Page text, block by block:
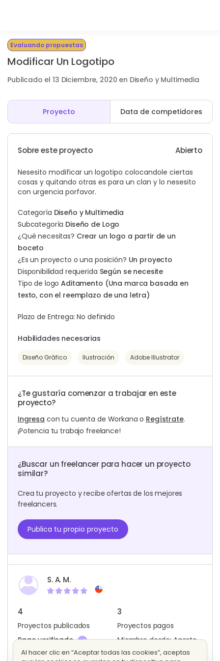
Evaluando propuestas
Modificar Un Logotipo
Publicado el 13 Diciembre, 2020 en Diseño y Multimedia
Proyecto Data de competidores
Sobre este proyecto Abierto
Nesesito modificar un logotipo colocandole ciertas
cosas y quitando otras es para un clan y lo nesesito
con urgencia porfavor.
Categoría Diseño y Multimedia
Subcategoría Diseño de Logo
¿Qué necesitas? Crear un logo a partir de un
boceto
¿Es un proyecto o una posición? Un proyecto
Disponibilidad requerida Según se necesite
Tipo de logoAditamento (Una marca basada en
texto, con el reemplazo de una letra)
Plazo de Entrega: No definido
Habilidades necesarias
Diseño Gráfico Ilustración Adobe Illustrator
¿Te gustaría comenzar a trabajar en este
proyecto?
Ingresa con tu cuenta de Workana o Regístrate.
¡Potencia tu trabajo freelance!
¿Buscar un freelancer para hacer un proyecto
similar?
Crea tu proyecto y recibe ofertas de los mejores
freelancers.
Publica tu propio proyecto
S. A. M.
4
Proyectos publicados
3
Proyectos pagos
Pago verificado
Miembro desde: Agosto,
2020
Al hacer clic en “Aceptar todas las cookies”, aceptas